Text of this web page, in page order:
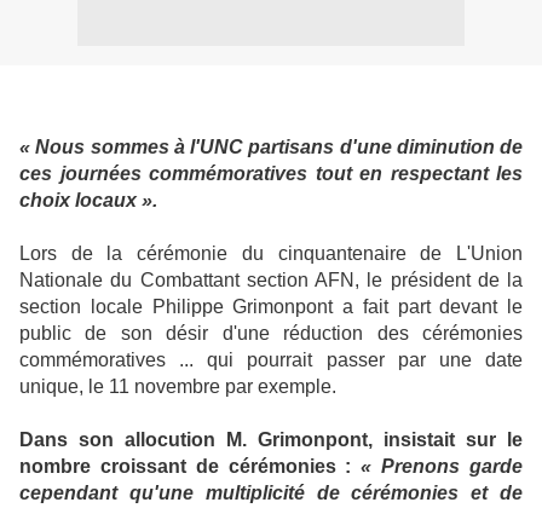
« Nous sommes à l'UNC partisans d'une diminution de
ces journées commémoratives tout en respectant les
choix locaux ».
Lors de la cérémonie du cinquantenaire de L'Union
Nationale du Combattant section AFN, le président de la
section locale Philippe Grimonpont a fait part devant le
public de son désir d'une réduction des cérémonies
commémoratives ... qui pourrait passer par une date
unique, le 11 novembre par exemple.
Dans son allocution M. Grimonpont, insistait sur le
nombre croissant de cérémonies : « Prenons garde
cependant qu'une multiplicité de cérémonies et de